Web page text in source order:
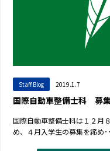
Staff Blog 2019.1.7
国際自動車整備士科 募
国際自動車整備士科は１２月
め、４月入学生の募集を締め･